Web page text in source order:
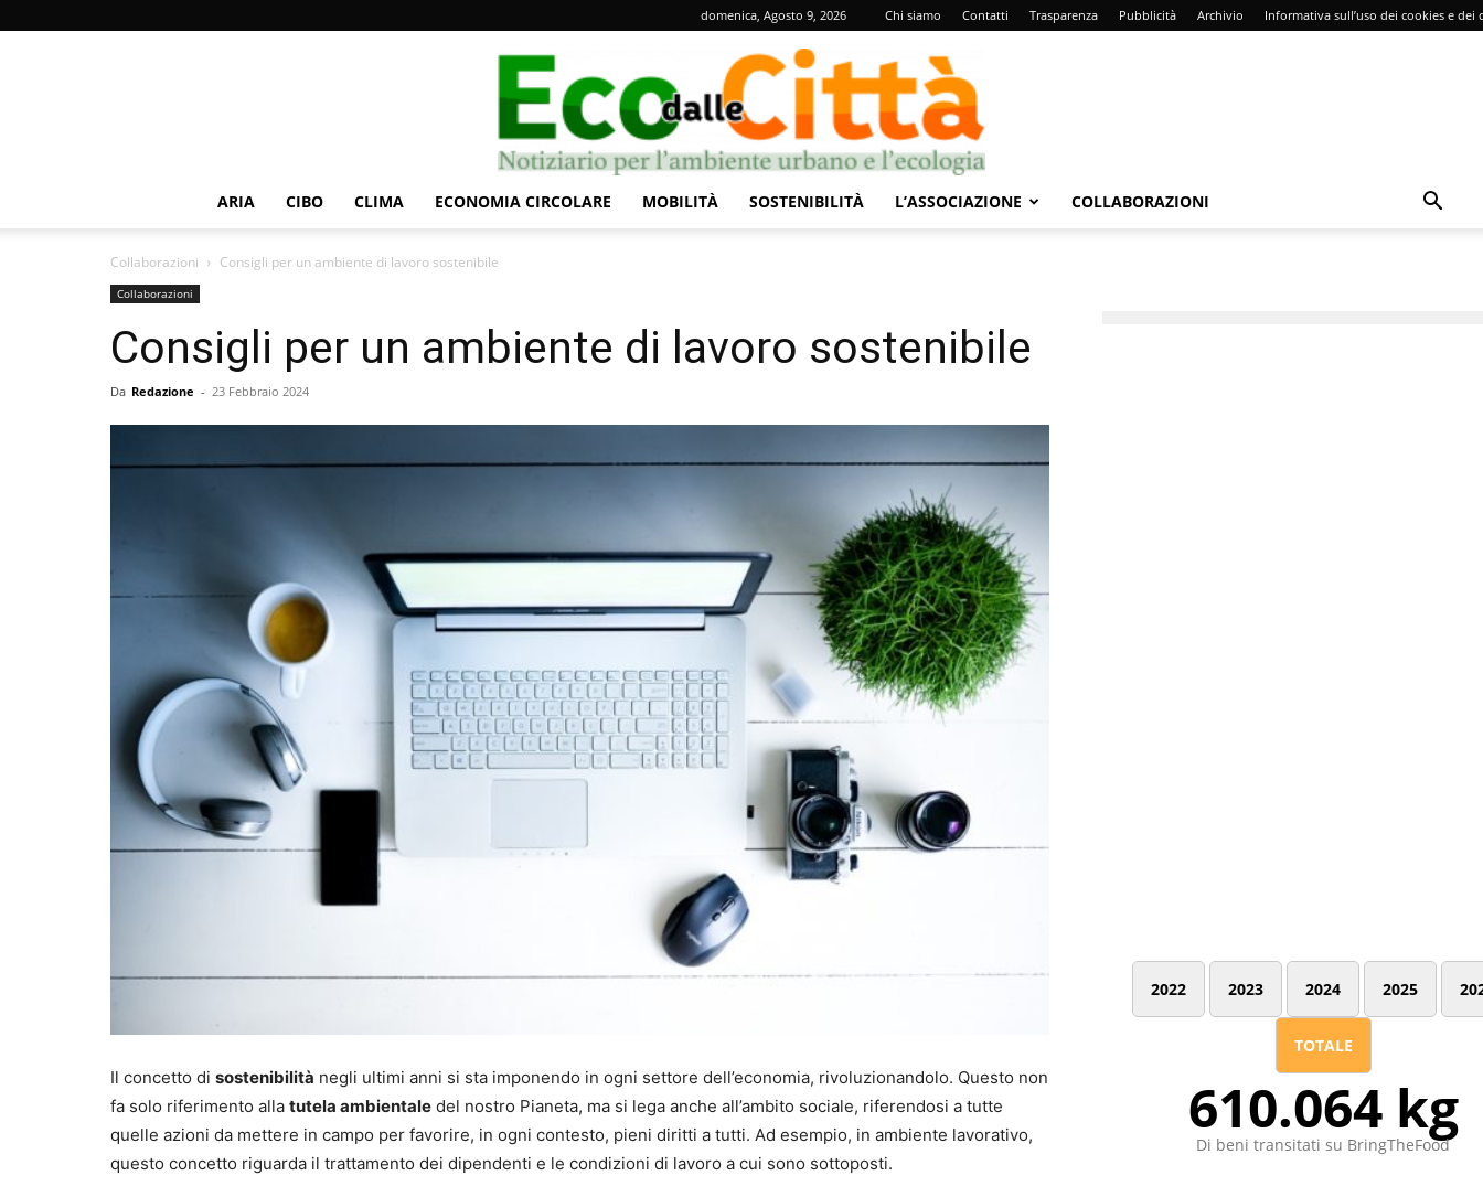
domenica, Agosto 9, 2026 Chi siamo Contatti Trasparenza Pubblicità Archivio Informativa sull’uso dei cookies e dei
ARIA CIBO CLIMA ECONOMIA CIRCOLARE MOBILITÀ SOSTENIBILITÀ L’ASSOCIAZIONE COLLABORAZIONI
Collaborazioni Consigli per un ambiente di lavoro sostenibile
Collaborazioni
Consigli per un ambiente di lavoro sostenibile
Da Redazione - 23 Febbraio 2024
Il concetto di sostenibilità negli ultimi anni si sta imponendo in ogni settore dell’economia, rivoluzionandolo. Questo non
fa solo riferimento alla tutela ambientale del nostro Pianeta, ma si lega anche all’ambito sociale, riferendosi a tutte
quelle azioni da mettere in campo per favorire, in ogni contesto, pieni diritti a tutti. Ad esempio, in ambiente lavorativo,
questo concetto riguarda il trattamento dei dipendenti e le condizioni di lavoro a cui sono sottoposti.
2022 2023 2024 2025
TOTALE
610.064 kg
Di beni transitati su BringTheFood